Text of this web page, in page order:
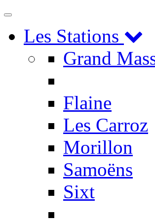
Toggle
Les Stations
Grand
Flaine
Les Carroz
Morillon
Samoëns
Sixt